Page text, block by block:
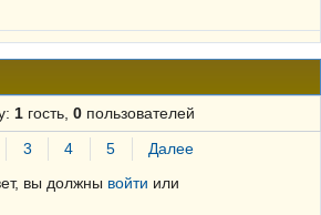
1гость, 0пользователей
3 4 5
Далее
вы должны войти или